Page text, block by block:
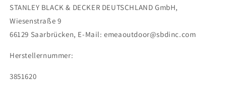
STANLEY BLACK & DECKER DEUTSCHLAND GmbH,
Wiesenstraße 9
66129 Saarbrücken, E-Mail:emeaoutdoor@sbdinc.com
Herstellernummer:
3851620